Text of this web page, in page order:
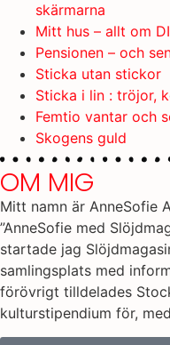
skärmarna
Mitt hus – allt om
Pensionen – och
Sticka utan stickor
Sticka i lin : tröjor,
Femtio vantar och
Skogens guld
OM MIG
Mitt namn är AnneSofie
”AnneSofie med
startade jag
samlingsplats med
förövrigt tilldelades
kulturstipendium för,